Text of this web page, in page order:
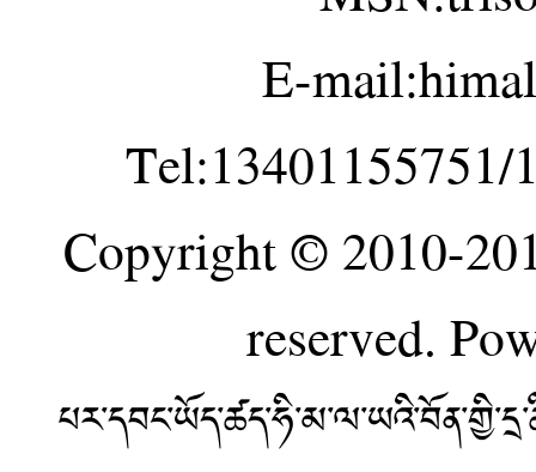
E-
Tel:13401155751/
Copyright © 2010-
reserved.